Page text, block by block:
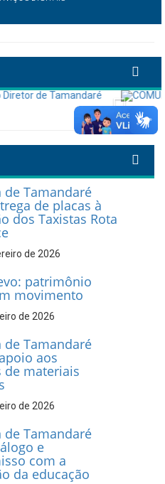
Next
de Tamandaré
de placas à
dos Taxistas Rota
de 2026
patrimônio
movimento
de 2026
de Tamandaré
aos
de materiais
de 2026
de Tamandaré
e
com a
da educação